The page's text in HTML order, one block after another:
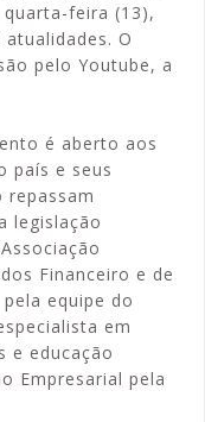
feira (13),
O
pelo Youtube, a
é aberto aos
país e seus
repassam
legislação
Financeiro e de
equipe do
em
e educação
Empresarial pela